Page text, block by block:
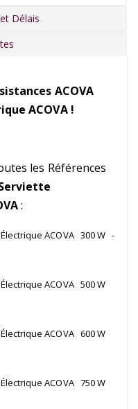
Délais
ACOVA
ACOVA !
les Références
:
ACOVA 300 W -
ACOVA 500 W
ACOVA 600 W
ACOVA 750 W